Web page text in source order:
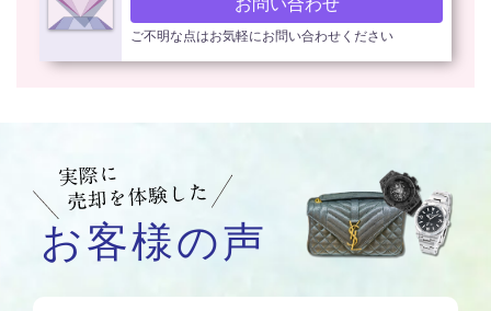
ご不明な点はお気軽にお問い合わせください
お客様の声